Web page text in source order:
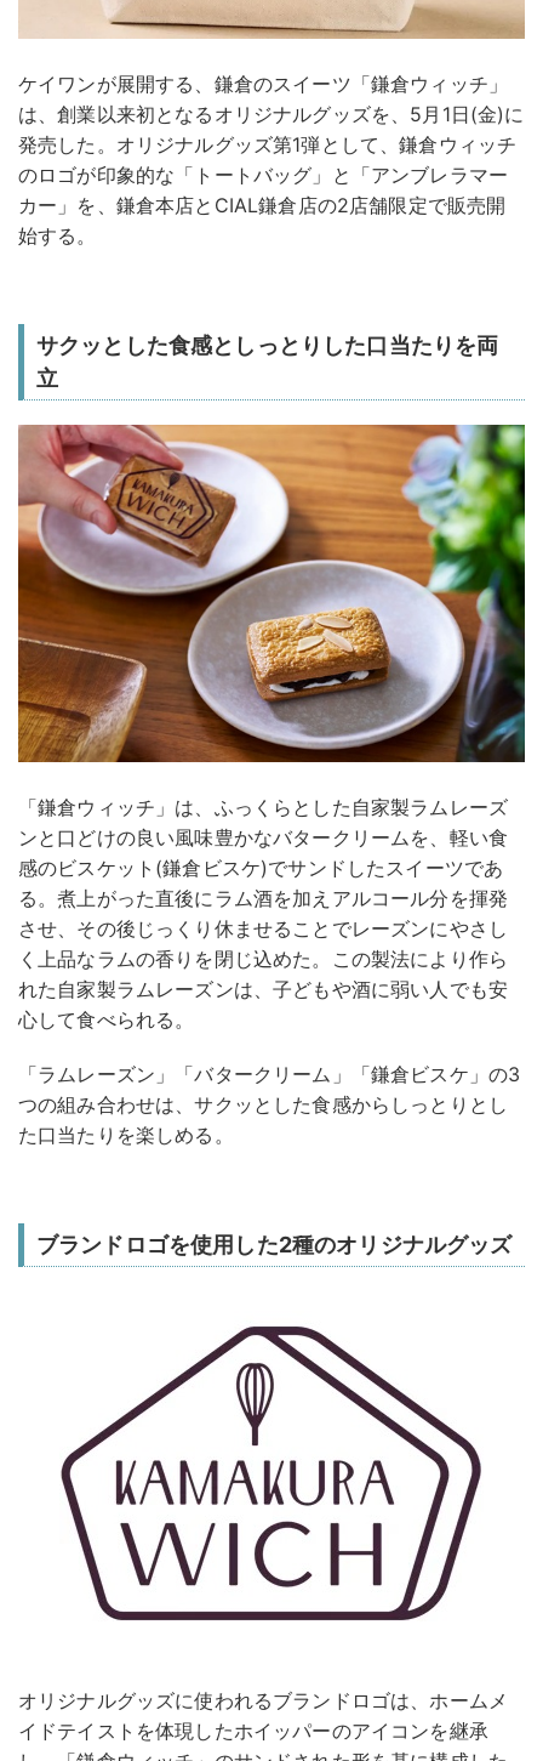
ケイワンが展開する、鎌倉のスイーツ「鎌倉ウィッチ」
は、創業以来初となるオリジナルグッズを、5月1日(金)に
発売した。オリジナルグッズ第1弾として、鎌倉ウィッチ
のロゴが印象的な「トートバッグ」と「アンブレラマー
カー」を、鎌倉本店とCIAL鎌倉店の2店舗限定で販売開
始する。
サクッとした食感としっとりした口当たりを両
立
「鎌倉ウィッチ」は、ふっくらとした自家製ラムレーズ
ンと口どけの良い風味豊かなバタークリームを、軽い食
感のビスケット(鎌倉ビスケ)でサンドしたスイーツであ
る。煮上がった直後にラム酒を加えアルコール分を揮発
させ、その後じっくり休ませることでレーズンにやさし
く上品なラムの香りを閉じ込めた。この製法により作ら
れた自家製ラムレーズンは、子どもや酒に弱い人でも安
心して食べられる。
「ラムレーズン」「バタークリーム」「鎌倉ビスケ」の3
つの組み合わせは、サクッとした食感からしっとりとし
た口当たりを楽しめる。
ブランドロゴを使用した2種のオリジナルグッズ
オリジナルグッズに使われるブランドロゴは、ホームメ
イドテイストを体現したホイッパーのアイコンを継承